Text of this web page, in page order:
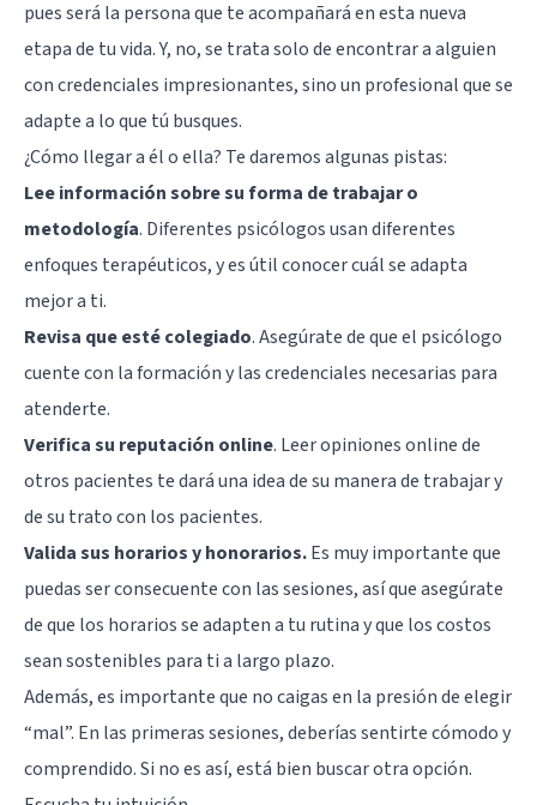
pues será la persona que te acompañará en esta nueva
etapa de tu vida. Y, no, se trata solo de encontrar a alguien
con credenciales impresionantes, sino un profesional que se
adapte a lo que tú busques.
¿Cómo llegar a él o ella? Te daremos algunas pistas:
Lee información sobre su forma de trabajar o
metodología. Diferentes psicólogos usan diferentes
enfoques terapéuticos, y es útil conocer cuál se adapta
mejor a ti.
Revisa que esté colegiado. Asegúrate de que el psicólogo
cuente con la formación y las credenciales necesarias para
atenderte.
Verifica su reputación online. Leer opiniones online de
otros pacientes te dará una idea de su manera de trabajar y
de su trato con los pacientes.
Valida sus horarios y honorarios.Es muy importante que
puedas ser consecuente con las sesiones, así que asegúrate
de que los horarios se adapten a tu rutina y que los costos
sean sostenibles para ti a largo plazo.
Además, es importante que no caigas en la presión de elegir
“mal”. En las primeras sesiones, deberías sentirte cómodo y
comprendido. Si no es así, está bien buscar otra opción.